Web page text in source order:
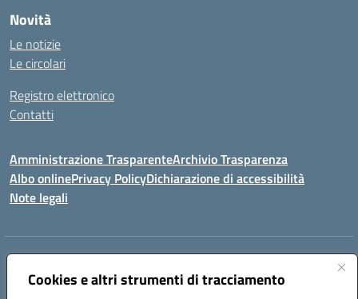
Cookies e altri strumenti di tracciamento
Novità
Le notizie
Le circolari
Registro elettronico
Contatti
Amministrazione TrasparenteArchivio Trasparenza
Albo onlinePrivacy PolicyDichiarazione di accessibilità
Note legali
Indirizzo:
Centralino:096721161 Email:czic869004@istruzione.it